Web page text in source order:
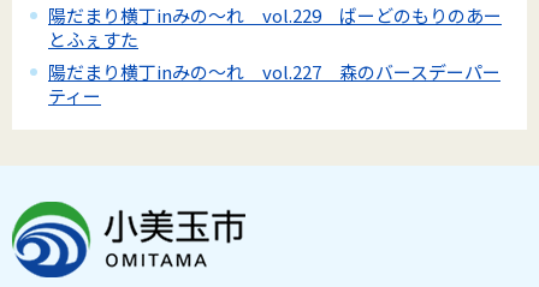
陽だまり横丁inみの～れ vol.229 ばーどのもりのあー
とふぇすた
陽だまり横丁inみの～れ vol.227 森のバースデーパー
ティー